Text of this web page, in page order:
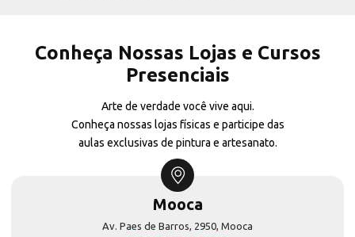
Conheça Nossas Lojas e Cursos
Presenciais
Arte de verdade você vive aqui.
Conheça nossas lojas físicas e participe das
aulas exclusivas de pintura e artesanato.
Mooca
Av. Paes de Barros, 2950, Mooca